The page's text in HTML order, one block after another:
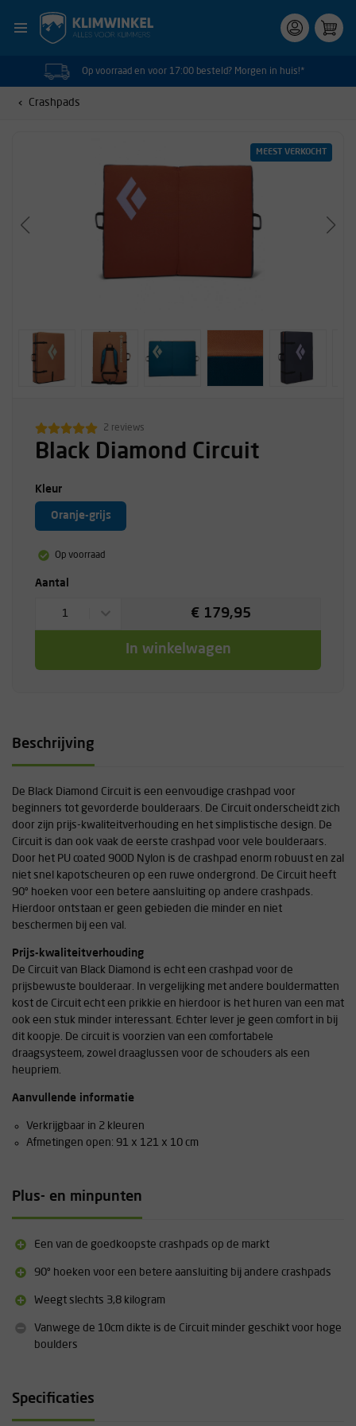
Op voorraad en voor 17:00 besteld? Morgen in huis!*
Crashpads
MEEST VERKOCHT
2 reviews
Black Diamond Circuit
Kleur
Oranje-grijs
Op voorraad
Aantal
1 € 179,95
In winkelwagen
Beschrijving
De Black Diamond Circuit is een eenvoudige crashpad voor
beginners tot gevorderde boulderaars. De Circuit onderscheidt zich
door zijn prijs-kwaliteitverhouding en het simplistische design. De
Circuit is dan ook vaak de eerste crashpad voor vele boulderaars.
Door het PU coated 900D Nylon is de crashpad enorm robuust en zal
niet snel kapotscheuren op een ruwe ondergrond. De Circuit heeft
90º hoeken voor een betere aansluiting op andere crashpads.
Hierdoor ontstaan er geen gebieden die minder en niet
beschermen bij een val.
Prijs-kwaliteitverhouding
De Circuit van Black Diamond is echt een crashpad voor de
prijsbewuste boulderaar. In vergelijking met andere bouldermatten
kost de Circuit echt een prikkie en hierdoor is het huren van een mat
ook een stuk minder interessant. Echter lever je geen comfort in bij
dit koopje. De circuit is voorzien van een comfortabele
draagsysteem, zowel draaglussen voor de schouders als een
heupriem.
Aanvullende informatie
Verkrijgbaar in 2 kleuren
Afmetingen open: 91 x 121 x 10 cm
Plus- en minpunten
Een van de goedkoopste crashpads op de markt
90º hoeken voor een betere aansluiting bij andere crashpads
Weegt slechts 3,8 kilogram
Vanwege de 10cm dikte is de Circuit minder geschikt voor hoge
boulders
Specificaties